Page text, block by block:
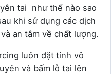
tai như thế nào sao
khi sử dụng các dịch
an tâm về chất lượng.
luôn đặt tính vô
và bấm lỗ tai lên